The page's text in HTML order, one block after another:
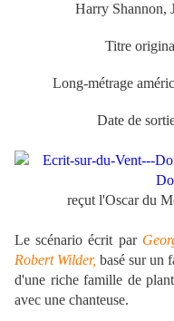
Harry Shannon,
Titre
Long-métrage
Date de
reçut l'Oscar du
Le scénario écrit par
Robert Wilder, basé sur un
d'une riche famille de
avec une chanteuse.